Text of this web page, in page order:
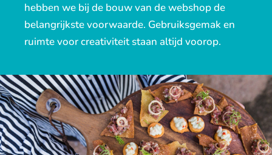
hebben we bij de bouw van de webshop de
belangrijkste voorwaarde. Gebruiksgemak en
ruimte voor creativiteit staan altijd voorop.